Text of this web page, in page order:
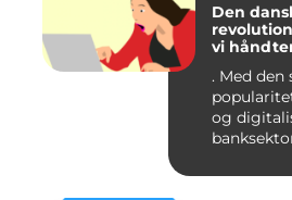
Den
vi
. Med
og